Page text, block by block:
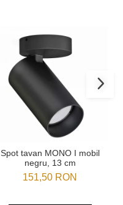
Spot tavan MONO I mobil
negru, 13 cm
151,50 RON